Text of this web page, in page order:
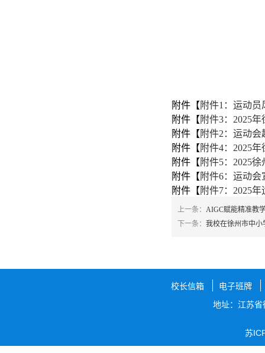
附件【 附件1：运动员
附件【 附件3：2025
附件【 附件2：运动会
附件【 附件4：2025
附件【 附件5：2025
附件【 附件6：运动
附件【 附件7：2025
上一条： AIGC赋能精准教
下一条： 我校在徐州市中
校长信箱
电子班牌
地址：江苏
苏